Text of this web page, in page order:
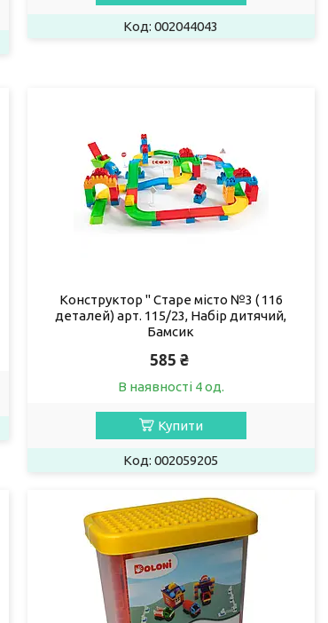
002044043
Конструктор " Старе місто №3 ( 116
деталей) арт. 115/23, Набір дитячий,
Бамсик
585 ₴
В наявності 4 од.
Купити
002059205